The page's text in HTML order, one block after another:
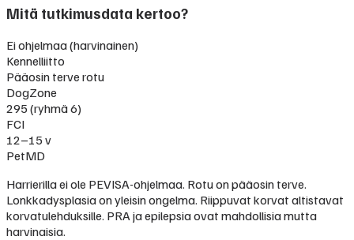
Mitä tutkimusdata kertoo?
Ei ohjelmaa (harvinainen)
Kennelliitto
Pääosin terve rotu
DogZone
295 (ryhmä 6)
FCI
12–15 v
PetMD
Harrierilla ei ole PEVISA-ohjelmaa. Rotu on pääosin terve.
Lonkkadysplasia on yleisin ongelma. Riippuvat korvat altistavat
korvatulehduksille. PRA ja epilepsia ovat mahdollisia mutta
harvinaisia.